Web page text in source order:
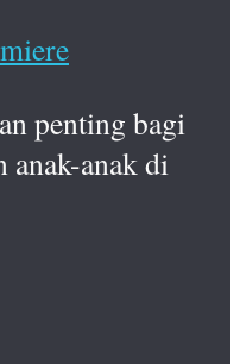
penting bagi
anak-anak di